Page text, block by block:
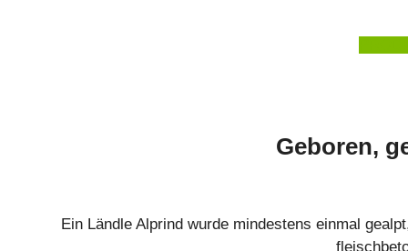
Geboren,
Ein Ländle Alprind wurde mindestens einmal